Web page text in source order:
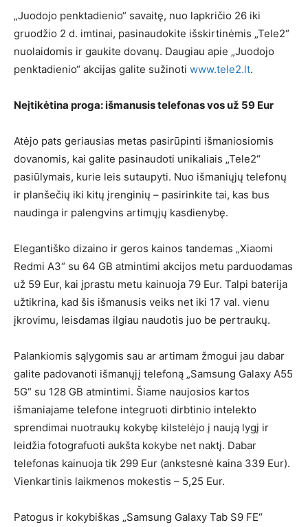
„Juodojo penktadienio“ savaitę, nuo lapkričio 26 iki
gruodžio 2 d. imtinai, pasinaudokite išskirtinėmis „Tele2“
nuolaidomis ir gaukite dovanų. Daugiau apie „Juodojo
penktadienio“ akcijas galite sužinoti www.tele2.lt.
Neįtikėtina proga: išmanusis telefonas vos už 59 Eur
Atėjo pats geriausias metas pasirūpinti išmaniosiomis
dovanomis, kai galite pasinaudoti unikaliais „Tele2“
pasiūlymais, kurie leis sutaupyti. Nuo išmaniųjų telefonų
ir planšečių iki kitų įrenginių – pasirinkite tai, kas bus
naudinga ir palengvins artimųjų kasdienybę.
Elegantiško dizaino ir geros kainos tandemas „Xiaomi
Redmi A3“ su 64 GB atmintimi akcijos metu parduodamas
už 59 Eur, kai įprastu metu kainuoja 79 Eur. Talpi baterija
užtikrina, kad šis išmanusis veiks net iki 17 val. vienu
įkrovimu, leisdamas ilgiau naudotis juo be pertraukų.
Palankiomis sąlygomis sau ar artimam žmogui jau dabar
galite padovanoti išmanųjį telefoną „Samsung Galaxy A55
5G“ su 128 GB atmintimi. Šiame naujosios kartos
išmaniajame telefone integruoti dirbtinio intelekto
sprendimai nuotraukų kokybę kilstelėjo į naują lygį ir
leidžia fotografuoti aukšta kokybe net naktį. Dabar
telefonas kainuoja tik 299 Eur (ankstesnė kaina 339 Eur).
Vienkartinis laikmenos mokestis – 5,25 Eur.
Patogus ir kokybiškas „Samsung Galaxy Tab S9 FE“